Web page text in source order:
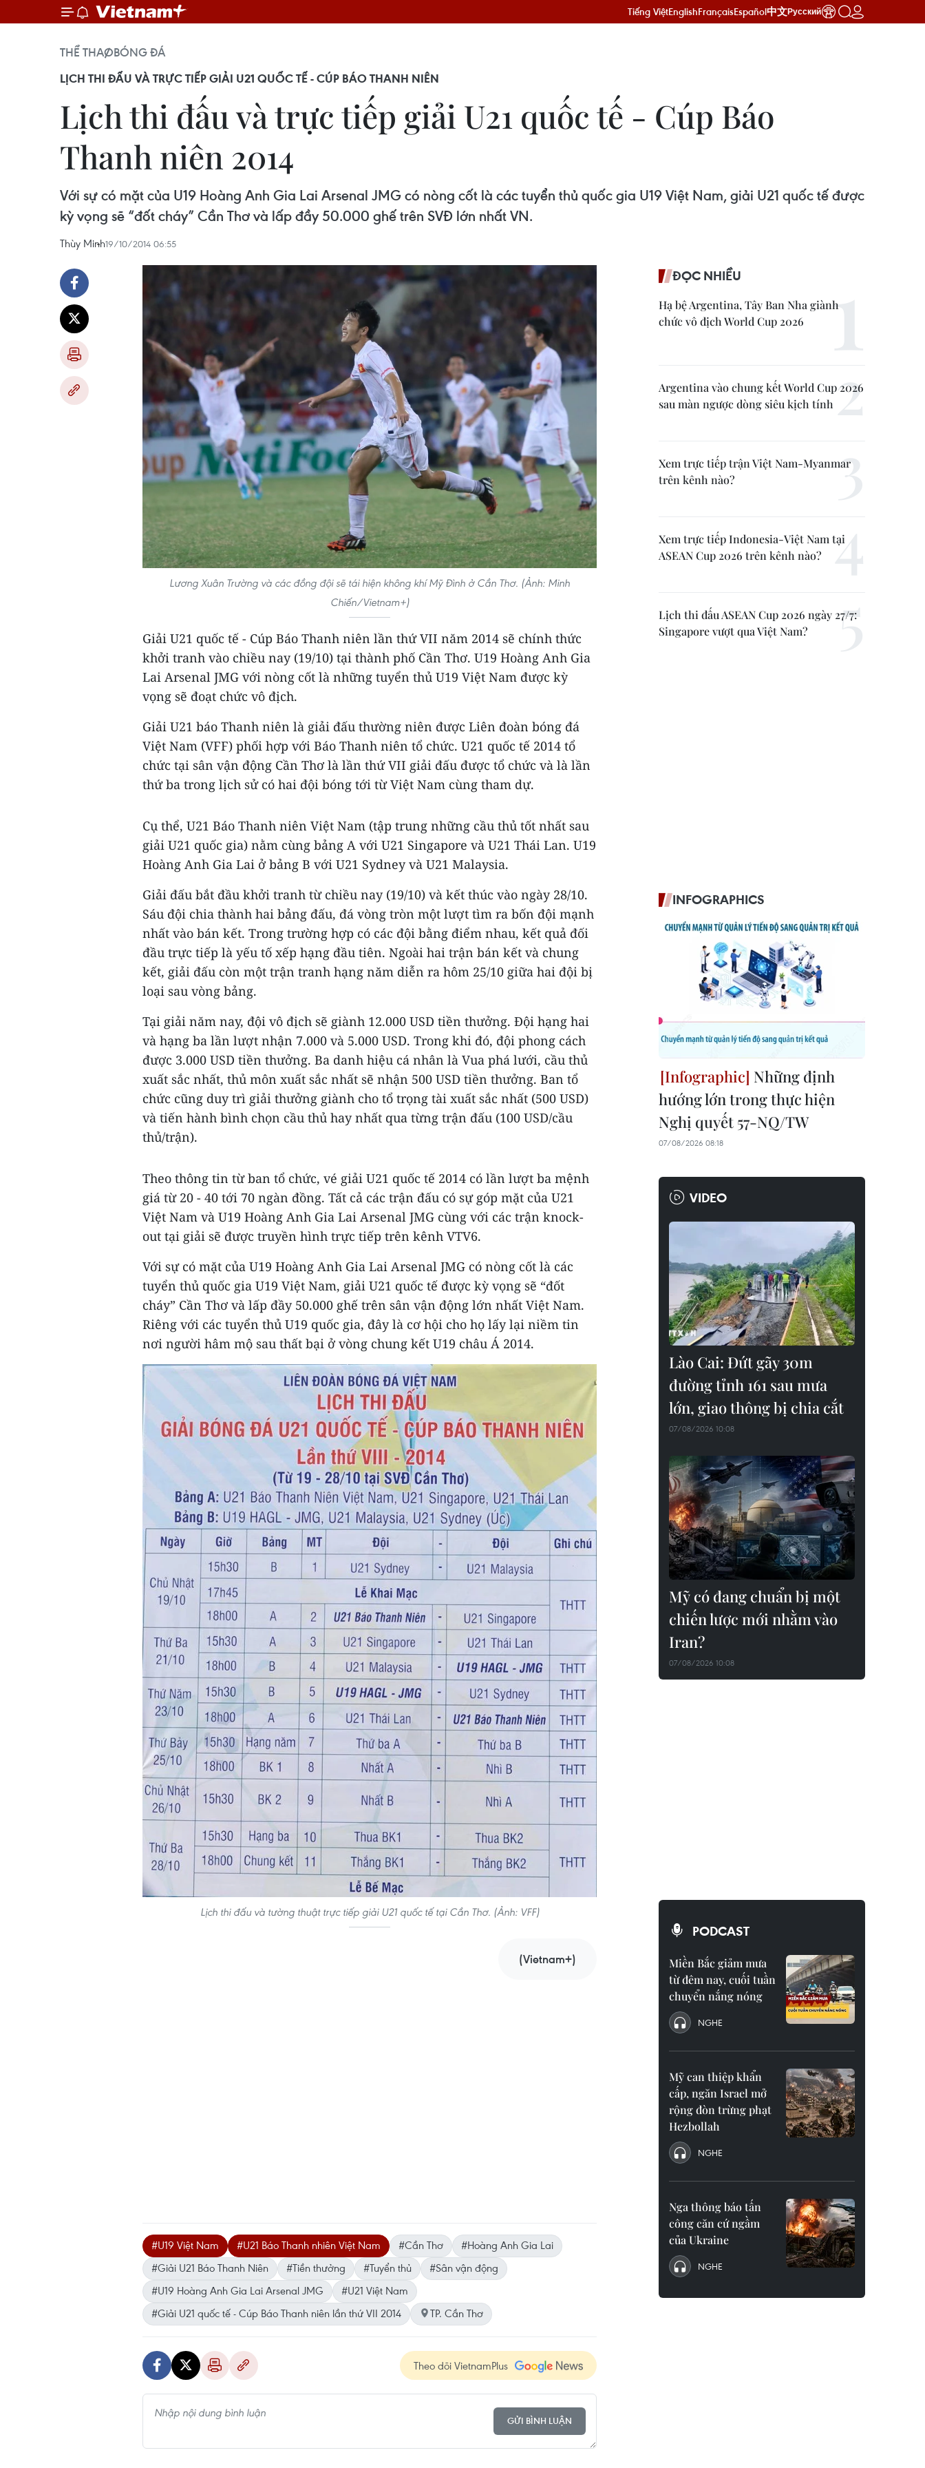
Tiếng ViệtEnglishFrançaisEspañol中文Русский
THỂ THAOBÓNG ĐÁ
LỊCH THI ĐẤU VÀ TRỰC TIẾP GIẢI U21 QUỐC TẾ - CÚP BÁO THANH NIÊN
Lịch thi đấu và trực tiếp giải U21 quốc tế - Cúp Báo
Thanh niên 2014
Với sự có mặt của U19 Hoàng Anh Gia Lai Arsenal JMG có nòng cốt là các tuyển thủ quốc gia U19 Việt Nam, giải U21 quốc tế được
kỳ vọng sẽ “đốt cháy” Cần Thơ và lấp đầy 50.000 ghế trên SVĐ lớn nhất VN.
Thùy Minh19/10/2014 06:55
Lương Xuân Trường và các đồng đội sẽ tái hiện không khí Mỹ Đình ở Cần Thơ. (Ảnh: Minh
Chiến/Vietnam+)
Giải U21 quốc tế - Cúp Báo Thanh niên lần thứ VII năm 2014 sẽ chính thức
khởi tranh vào chiều nay (19/10) tại thành phố Cần Thơ. U19 Hoàng Anh Gia
Lai Arsenal JMG với nòng cốt là những tuyển thủ U19 Việt Nam được kỳ
vọng sẽ đoạt chức vô địch.
Giải U21 báo Thanh niên là giải đấu thường niên được Liên đoàn bóng đá
Việt Nam (VFF) phối hợp với Báo Thanh niên tổ chức. U21 quốc tế 2014 tổ
chức tại sân vận động Cần Thơ là lần thứ VII giải đấu được tổ chức và là lần
thứ ba trong lịch sử có hai đội bóng tới từ Việt Nam cùng tham dự.
Cụ thể, U21 Báo Thanh niên Việt Nam (tập trung những cầu thủ tốt nhất sau
giải U21 quốc gia) nằm cùng bảng A với U21 Singapore và U21 Thái Lan. U19
Hoàng Anh Gia Lai ở bảng B với U21 Sydney và U21 Malaysia.
Giải đấu bắt đầu khởi tranh từ chiều nay (19/10) và kết thúc vào ngày 28/10.
Sáu đội chia thành hai bảng đấu, đá vòng tròn một lượt tìm ra bốn đội mạnh
nhất vào bán kết. Trong trường hợp có các đội bằng điểm nhau, kết quả đối
đầu trực tiếp là yếu tố xếp hạng đầu tiên. Ngoài hai trận bán kết và chung
kết, giải đấu còn một trận tranh hạng năm diễn ra hôm 25/10 giữa hai đội bị
loại sau vòng bảng.
Tại giải năm nay, đội vô địch sẽ giành 12.000 USD tiền thưởng. Đội hạng hai
và hạng ba lần lượt nhận 7.000 và 5.000 USD. Trong khi đó, đội phong cách
được 3.000 USD tiền thưởng. Ba danh hiệu cá nhân là Vua phá lưới, cầu thủ
xuất sắc nhất, thủ môn xuất sắc nhất sẽ nhận 500 USD tiền thưởng. Ban tổ
chức cũng duy trì giải thưởng giành cho tổ trọng tài xuất sắc nhất (500 USD)
và tiến hành bình chọn cầu thủ hay nhất qua từng trận đấu (100 USD/cầu
thủ/trận).
Theo thông tin từ ban tổ chức, vé giải U21 quốc tế 2014 có lần lượt ba mệnh
giá từ 20 - 40 tới 70 ngàn đồng. Tất cả các trận đấu có sự góp mặt của U21
Việt Nam và U19 Hoàng Anh Gia Lai Arsenal JMG cùng với các trận knock-
out tại giải sẽ được truyền hình trực tiếp trên kênh VTV6.
Với sự có mặt của U19 Hoàng Anh Gia Lai Arsenal JMG có nòng cốt là các
tuyển thủ quốc gia U19 Việt Nam, giải U21 quốc tế được kỳ vọng sẽ “đốt
cháy” Cần Thơ và lấp đầy 50.000 ghế trên sân vận động lớn nhất Việt Nam.
Riêng với các tuyển thủ U19 quốc gia, đây là cơ hội cho họ lấy lại niềm tin
nơi người hâm mộ sau thất bại ở vòng chung kết U19 châu Á 2014.
Lịch thi đấu và tường thuật trực tiếp giải U21 quốc tế tại Cần Thơ. (Ảnh: VFF)
(Vietnam+)
#U19 Việt Nam #U21 Báo Thanh nhiên Việt Nam #Cần Thơ
#Hoàng Anh Gia Lai
#Giải U21 Báo Thanh Niên
#Tiền thưởng #Tuyển thủ
#Sân vận động
#U19 Hoàng Anh Gia Lai Arsenal JMG
#U21 Việt Nam
#Giải U21 quốc tế - Cúp Báo Thanh niên lần thứ VII 2014
TP. Cần Thơ
Theo dõi VietnamPlus
GỬI BÌNH LUẬN
ĐỌC NHIỀU
Hạ bệ Argentina, Tây Ban Nha giành
chức vô địch World Cup 2026
Argentina vào chung kết World Cup 2026
sau màn ngược dòng siêu kịch tính
Xem trực tiếp trận Việt Nam-Myanmar
trên kênh nào?
Xem trực tiếp Indonesia-Việt Nam tại
ASEAN Cup 2026 trên kênh nào?
Lịch thi đấu ASEAN Cup 2026 ngày 27/7:
Singapore vượt qua Việt Nam?
INFOGRAPHICS
Những định
hướng lớn trong thực hiện
Nghị quyết 57-NQ/TW
07/08/2026 08:18
VIDEO
Lào Cai: Đứt gãy 30m
đường tỉnh 161 sau mưa
lớn, giao thông bị chia cắt
07/08/2026 10:08
Mỹ có đang chuẩn bị một
chiến lược mới nhằm vào
Iran?
07/08/2026 10:08
PODCAST
Miền Bắc giảm mưa
từ đêm nay, cuối tuần
chuyển nắng nóng
NGHE
Mỹ can thiệp khẩn
cấp, ngăn Israel mở
rộng đòn trừng phạt
Hezbollah
NGHE
Nga thông báo tấn
công căn cứ ngầm
của Ukraine
NGHE